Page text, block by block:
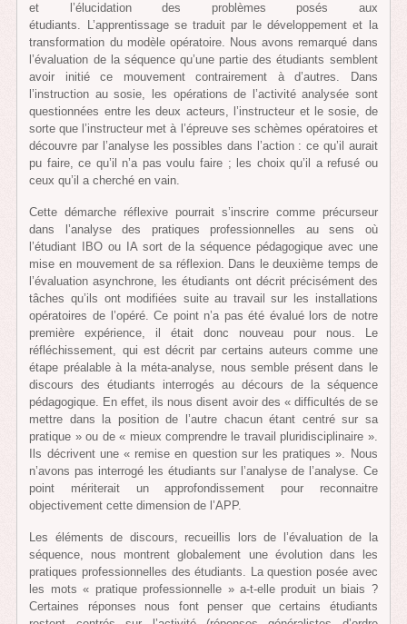
et l’élucidation des problèmes posés aux
étudiants. L’apprentissage se traduit par le développement et la
transformation du modèle opératoire. Nous avons remarqué dans
l’évaluation de la séquence qu’une partie des étudiants semblent
avoir initié ce mouvement contrairement à d’autres. Dans
l’instruction au sosie, les opérations de l’activité analysée sont
questionnées entre les deux acteurs, l’instructeur et le sosie, de
sorte que l’instructeur met à l’épreuve ses schèmes opératoires et
découvre par l’analyse les possibles dans l’action : ce qu’il aurait
pu faire, ce qu’il n’a pas voulu faire ; les choix qu’il a refusé ou
ceux qu’il a cherché en vain.
Cette démarche réflexive pourrait s’inscrire comme précurseur
dans l’analyse des pratiques professionnelles au sens où
l’étudiant IBO ou IA sort de la séquence pédagogique avec une
mise en mouvement de sa réflexion. Dans le deuxième temps de
l’évaluation asynchrone, les étudiants ont décrit précisément des
tâches qu’ils ont modifiées suite au travail sur les installations
opératoires de l’opéré. Ce point n’a pas été évalué lors de notre
première expérience, il était donc nouveau pour nous. Le
réfléchissement, qui est décrit par certains auteurs comme une
étape préalable à la méta-analyse, nous semble présent dans le
discours des étudiants interrogés au décours de la séquence
pédagogique. En effet, ils nous disent avoir des « difficultés de se
mettre dans la position de l’autre chacun étant centré sur sa
pratique » ou de « mieux comprendre le travail pluridisciplinaire ».
Ils décrivent une « remise en question sur les pratiques ». Nous
n’avons pas interrogé les étudiants sur l’analyse de l’analyse. Ce
point mériterait un approfondissement pour reconnaitre
objectivement cette dimension de l’APP.
Les éléments de discours, recueillis lors de l’évaluation de la
séquence, nous montrent globalement une évolution dans les
pratiques professionnelles des étudiants. La question posée avec
les mots « pratique professionnelle » a-t-elle produit un biais ?
Certaines réponses nous font penser que certains étudiants